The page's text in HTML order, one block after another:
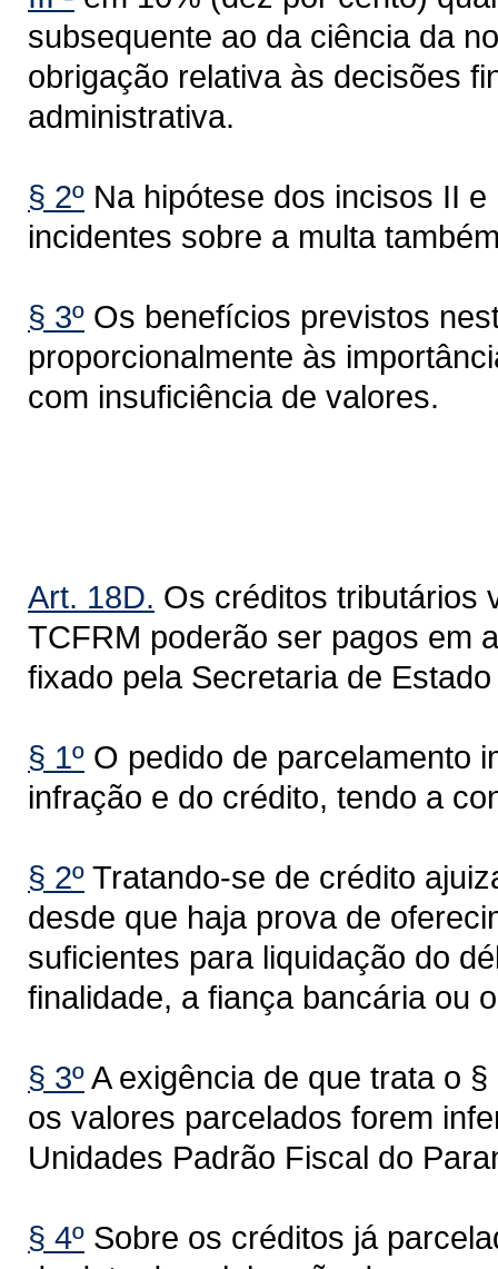
subsequente ao da ciência da
obrigação relativa às decisões
administrativa.
§ 2º Na hipótese dos incisos II
incidentes sobre a multa
§ 3º Os benefícios previstos
proporcionalmente às
com insuficiência de valores.
Art. 18D. Os créditos tributários
TCFRM poderão ser pagos em
fixado pela Secretaria de
§ 1º O pedido de parcelamento
infração e do crédito, tendo a
§ 2º Tratando-se de crédito
desde que haja prova de
suficientes para liquidação do
finalidade, a fiança bancária ou
§ 3ºA exigência de que trata o
os valores parcelados forem
Unidades Padrão Fiscal do
§ 4º Sobre os créditos já